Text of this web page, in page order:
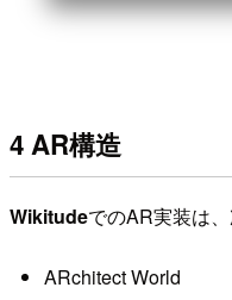
4 AR構造
WikitudeでのAR実装は
ARchitect World